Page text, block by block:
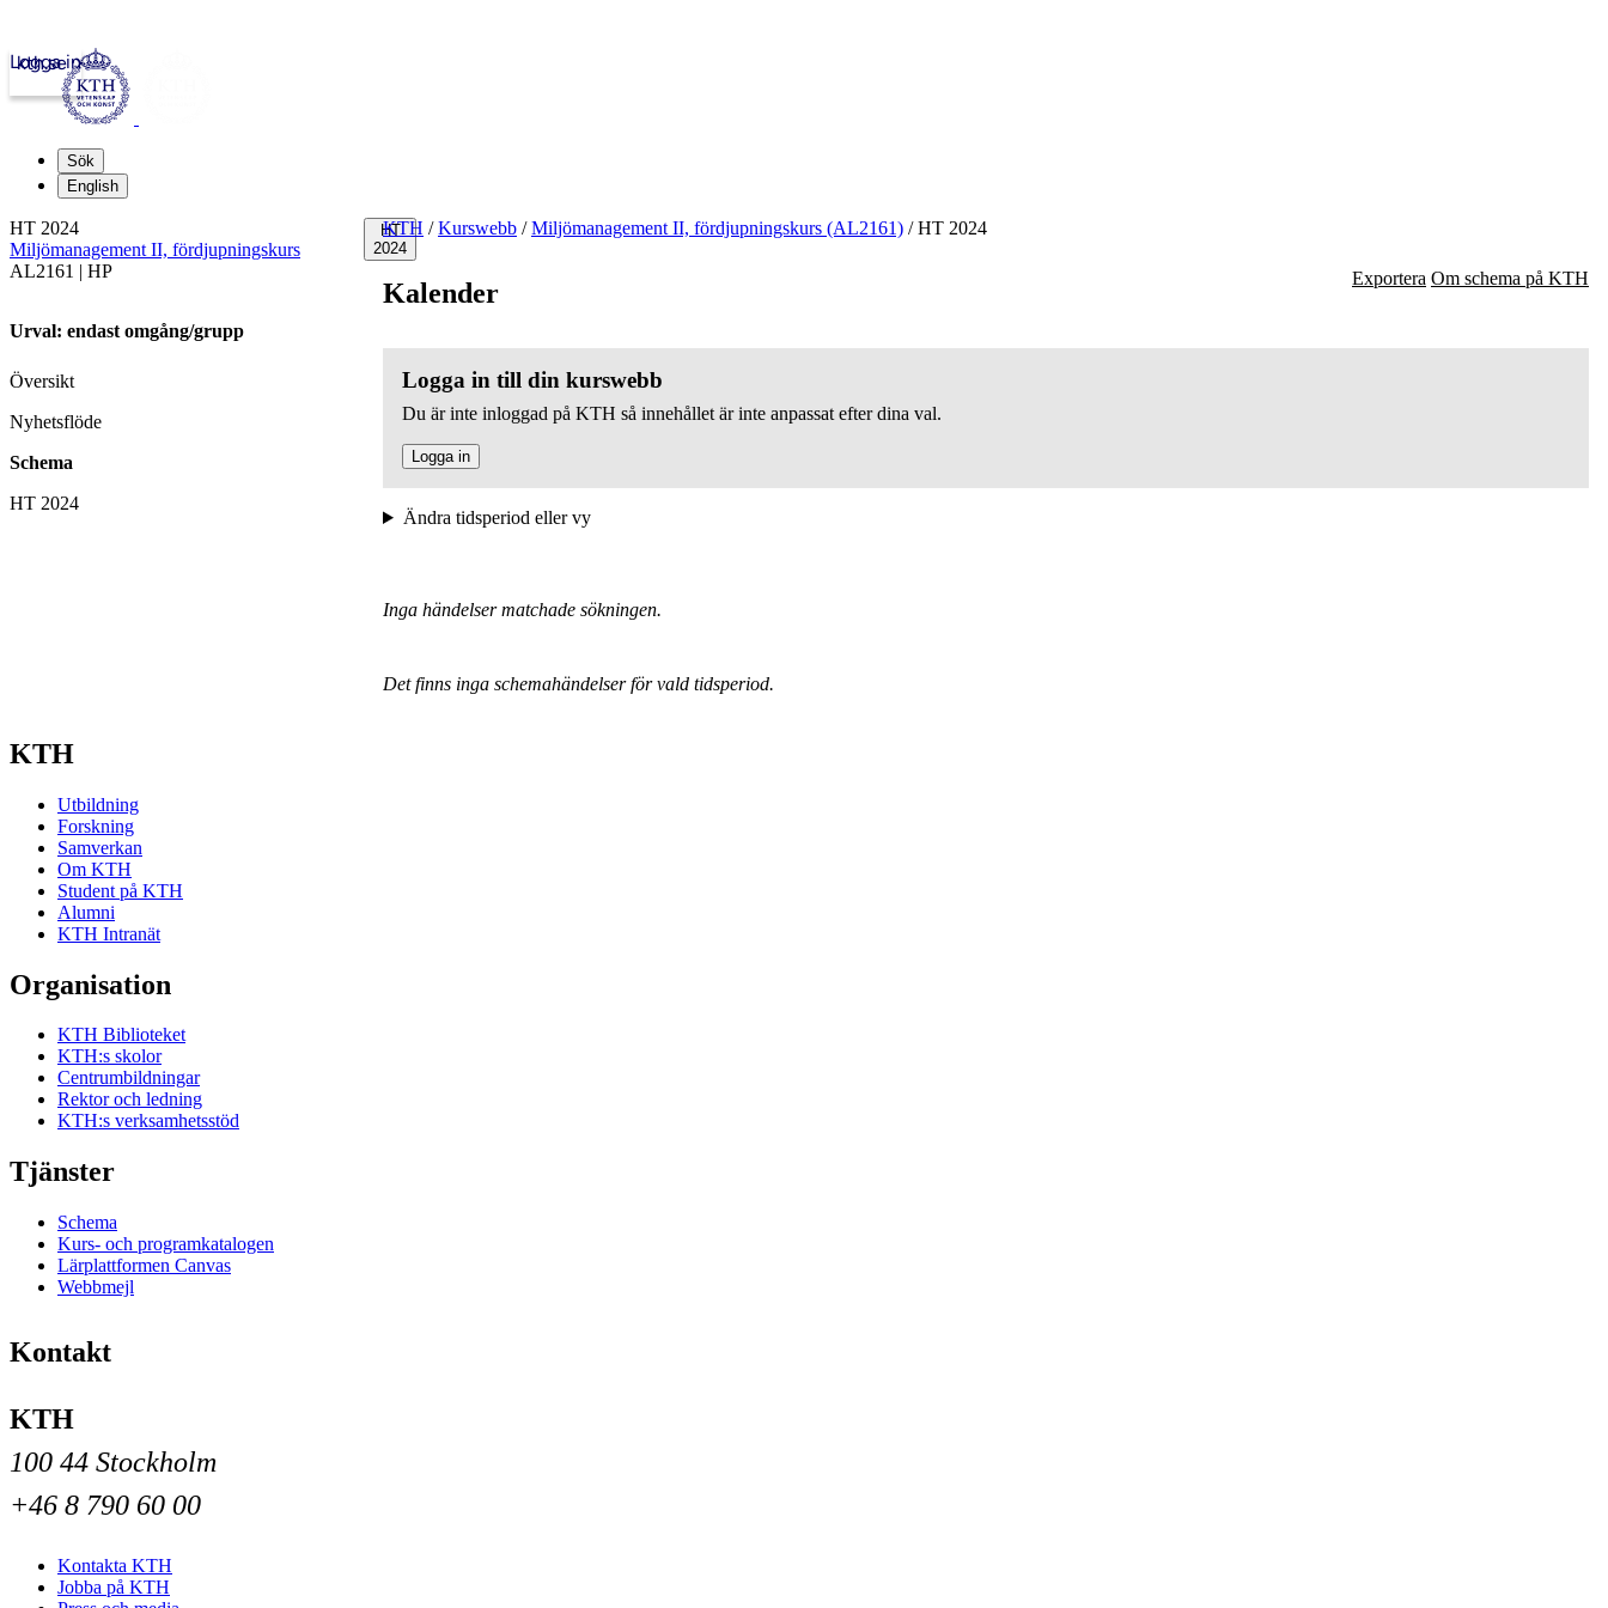
kth.se
Logga in
Sök
English
HT
2024
KTH / Kurswebb / Miljömanagement II, fördjupningskurs (AL2161) /HT 2024
Kalender Exportera Om schema på KTH
Logga in till din kurswebb
Du är inte inloggad på KTH så innehållet är inte anpassat efter dina val.
Logga in
Ändra tidsperiod eller vy
Inga händelser matchade sökningen.
Det finns inga schemahändelser för vald tidsperiod.
HT 2024
Miljömanagement II, fördjupningskurs
AL2161 | HP
Urval: endast omgång/grupp
Översikt
Nyhetsflöde
Schema
HT 2024
KTH
Utbildning
Forskning
Samverkan
Om KTH
Student på KTH
Alumni
KTH Intranät
Organisation
KTH Biblioteket
KTH:s skolor
Centrumbildningar
Rektor och ledning
KTH:s verksamhetsstöd
Tjänster
Schema
Kurs- och programkatalogen
Lärplattformen Canvas
Webbmejl
Kontakt
KTH
100 44 Stockholm
+46 8 790 60 00
Kontakta KTH
Jobba på KTH